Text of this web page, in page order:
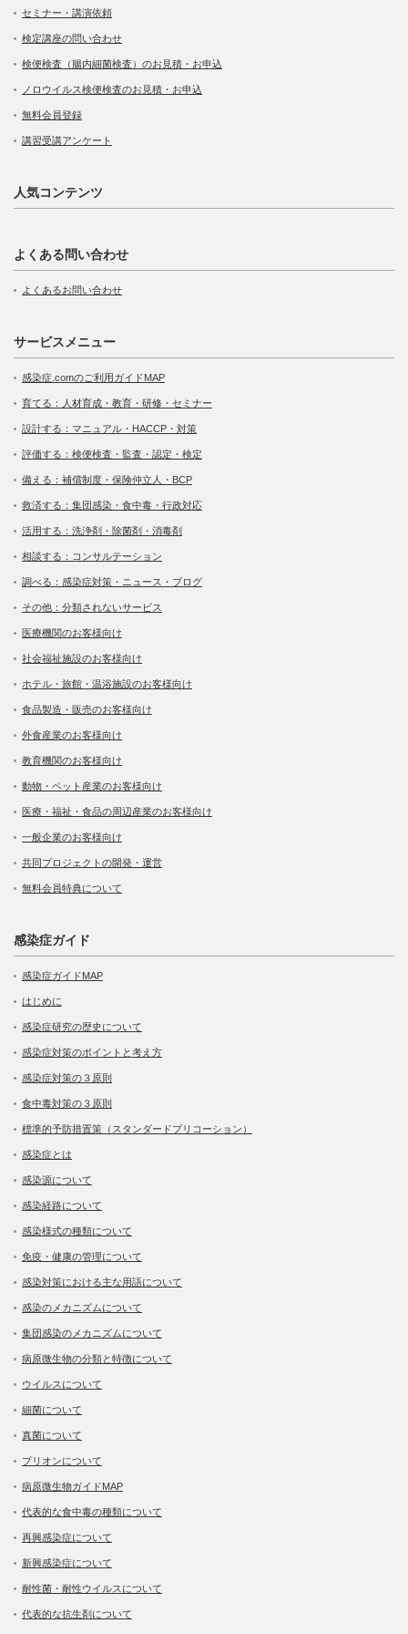
セミナー・講演依頼
検定講座の問い合わせ
検便検査（腸内細菌検査）のお見積・お申込
ノロウイルス検便検査のお見積・お申込
無料会員登録
講習受講アンケート
人気コンテンツ
よくある問い合わせ
よくあるお問い合わせ
サービスメニュー
感染症.comのご利用ガイドMAP
育てる：人材育成・教育・研修・セミナー
設計する：マニュアル・HACCP・対策
評価する：検便検査・監査・認定・検定
備える：補償制度・保険仲立人・BCP
救済する：集団感染・食中毒・行政対応
活用する：洗浄剤・除菌剤・消毒剤
相談する：コンサルテーション
調べる：感染症対策・ニュース・ブログ
その他：分類されないサービス
医療機関のお客様向け
社会福祉施設のお客様向け
ホテル・旅館・温浴施設のお客様向け
食品製造・販売のお客様向け
外食産業のお客様向け
教育機関のお客様向け
動物・ペット産業のお客様向け
医療・福祉・食品の周辺産業のお客様向け
一般企業のお客様向け
共同プロジェクトの開発・運営
無料会員特典について
感染症ガイド
感染症ガイドMAP
はじめに
感染症研究の歴史について
感染症対策のポイントと考え方
感染症対策の３原則
食中毒対策の３原則
標準的予防措置策（スタンダードプリコーション）
感染症とは
感染源について
感染経路について
感染様式の種類について
免疫・健康の管理について
感染対策における主な用語について
感染のメカニズムについて
集団感染のメカニズムについて
病原微生物の分類と特徴について
ウイルスについて
細菌について
真菌について
プリオンについて
病原微生物ガイドMAP
代表的な食中毒の種類について
再興感染症について
新興感染症について
耐性菌・耐性ウイルスについて
代表的な抗生剤について